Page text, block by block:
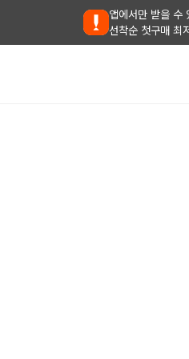
앱에서만 받을 수
선착순 첫구매 최